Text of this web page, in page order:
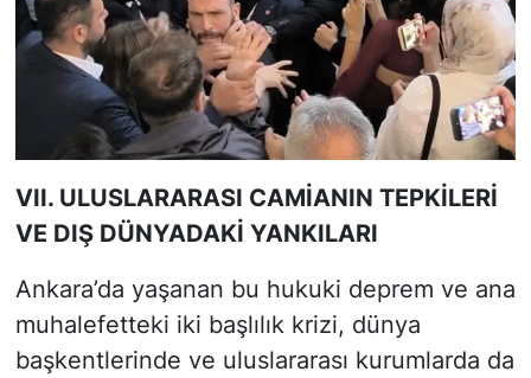
VII. ULUSLARARASI CAMİANIN TEPKİLERİ
VE DIŞ DÜNYADAKİ YANKILARI
Ankara’da yaşanan bu hukuki deprem ve ana
muhalefetteki iki başlılık krizi, dünya
başkentlerinde ve uluslararası kurumlarda da